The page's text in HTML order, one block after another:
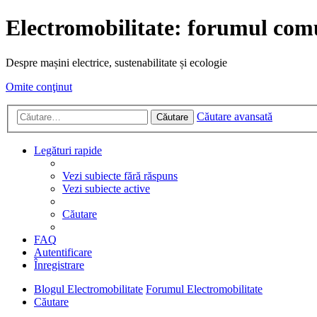
Electromobilitate: forumul
Despre mașini electrice, sustenabilitate și ecologie
Omite conţinut
Căutare Căutare avansată
Legături rapide
Vezi subiecte fără răspuns
Vezi subiecte active
Căutare
FAQ
Autentificare
Înregistrare
Blogul Electromobilitate Forumul Electromobilitate
Căutare